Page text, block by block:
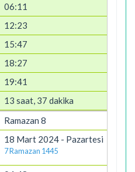
06:11
12:23
15:47
18:27
19:41
13 saat, 37 dakika
Ramazan 8
18 Mart 2024 - Pazartesi
7 Ramazan 1445